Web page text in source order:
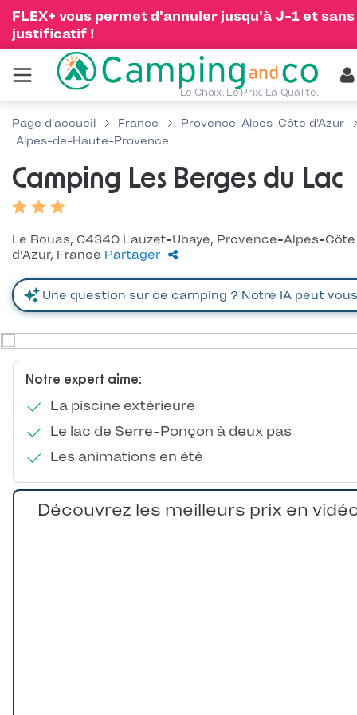
FLEX+ vous permet d'annuler jusqu'à J-1 et sans
justificatif !
Le Choix. Le Prix. La Qualité.
Page d'accueil France
Provence-Alpes-Côte d'Azur
Alpes-de-Haute-Provence
Camping Les Berges du Lac
Le Bouas, 04340 Lauzet-Ubaye, Provence-Alpes-Côte
d'Azur, France Partager
Notre expert aime:
La piscine extérieure
Le lac de Serre-Ponçon à deux pas
Les animations en été
Découvrez les meilleurs prix en